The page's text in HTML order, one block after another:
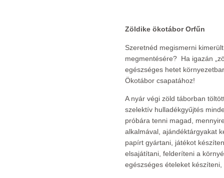
Zöldike ökotábor Orfűn
Szeretnéd megismerni
megmentésére? Ha igazán
egészséges hetet
Ökotábor csapatához!
A nyár végi zöld táborban
szelektív hulladékgyűjtés
próbára tenni magad,
alkalmával, ajándéktárgyakat
papírt gyártani, játékot
elsajátítani, felderíteni a
egészséges ételeket készíteni,